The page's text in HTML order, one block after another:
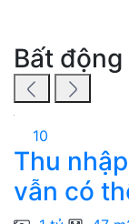
Bất
10
Thu
vẫn có